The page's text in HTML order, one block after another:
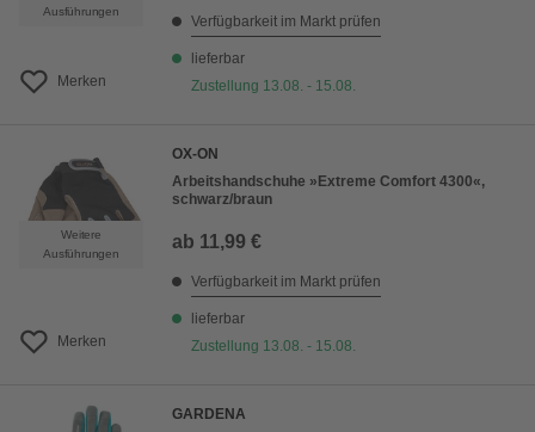
Ausführungen
Merken
Verfügbarkeit im Markt prüfen
lieferbar
Zustellung 13.08. - 15.08.
Weitere
Ausführungen
Merken
OX-ON
Arbeitshandschuhe »Extreme Comfort 4300«,
schwarz/braun
ab 11,99 €
Verfügbarkeit im Markt prüfen
lieferbar
Zustellung 13.08. - 15.08.
GARDENA